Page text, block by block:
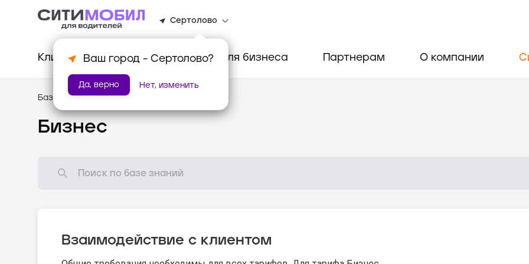
Сертолово
Ваш город - Сертолово?
Да, верно Нет, изменить
Клиентам Водителям Для бизнеса Партнерам О компании
База знаний /Стандарты оказания услуг
Бизнес
Взаимодействие с клиентом